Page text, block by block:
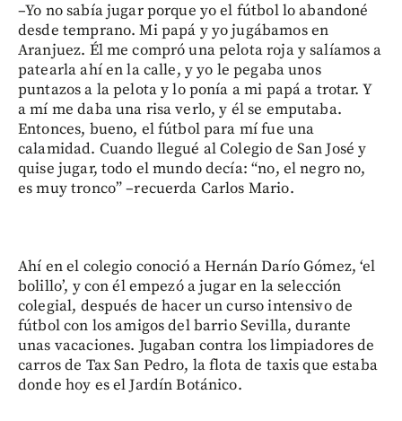
–Yo no sabía jugar porque yo el fútbol lo abandoné
desde temprano. Mi papá y yo jugábamos en
Aranjuez. Él me compró una pelota roja y salíamos a
patearla ahí en la calle, y yo le pegaba unos
puntazos a la pelota y lo ponía a mi papá a trotar. Y
a mí me daba una risa verlo, y él se emputaba.
Entonces, bueno, el fútbol para mí fue una
calamidad. Cuando llegué al Colegio de San José y
quise jugar, todo el mundo decía: “no, el negro no,
es muy tronco” –recuerda Carlos Mario.
Ahí en el colegio conoció a Hernán Darío Gómez, ‘el
bolillo’, y con él empezó a jugar en la selección
colegial, después de hacer un curso intensivo de
fútbol con los amigos del barrio Sevilla, durante
unas vacaciones. Jugaban contra los limpiadores de
carros de Tax San Pedro, la flota de taxis que estaba
donde hoy es el Jardín Botánico.